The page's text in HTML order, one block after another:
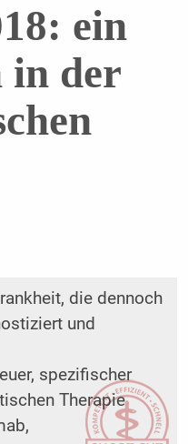
ein
in der
die dennoch
und
spezifischer
Therapie